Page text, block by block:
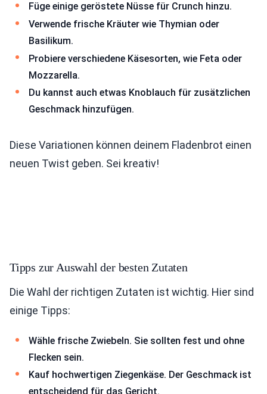
Füge einige geröstete Nüsse für Crunch hinzu.
Verwende frische Kräuter wie Thymian oder
Basilikum.
Probiere verschiedene Käsesorten, wie Feta oder
Mozzarella.
Du kannst auch etwas Knoblauch für zusätzlichen
Geschmack hinzufügen.
Diese Variationen können deinem Fladenbrot einen
neuen Twist geben. Sei kreativ!
Tipps zur Auswahl der besten Zutaten
Die Wahl der richtigen Zutaten ist wichtig. Hier sind
einige Tipps:
Wähle frische Zwiebeln. Sie sollten fest und ohne
Flecken sein.
Kauf hochwertigen Ziegenkäse. Der Geschmack ist
entscheidend für das Gericht.